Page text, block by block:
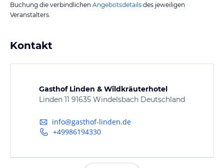
Buchung die verbindlichen Angebotsdetails des jeweiligen
Veranstalters.
Kontakt
Gasthof Linden & Wildkräuterhotel
Linden 11 91635 Windelsbach Deutschland
info@gasthof-linden.de
+49986194330